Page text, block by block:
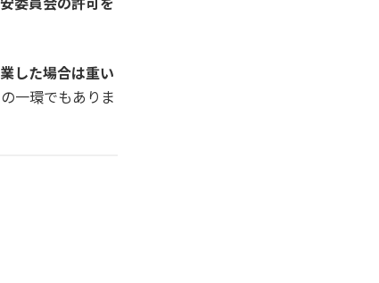
委員会の許可を
した場合は重い
一環でもありま